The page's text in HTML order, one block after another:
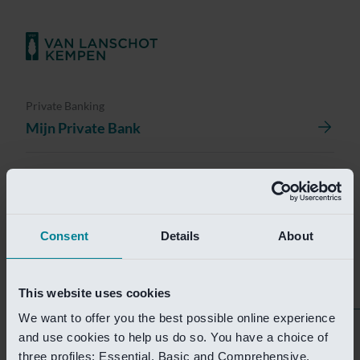
Consent Details About
This website uses cookies
We want to offer you the best possible online experience
and use cookies to help us do so. You have a choice of
three profiles: Essential, Basic and Comprehensive.
Private Banking
Mijn Private Bank
Investment Banking
Van Lanschot Kempen Research
Helaas is deze pagina